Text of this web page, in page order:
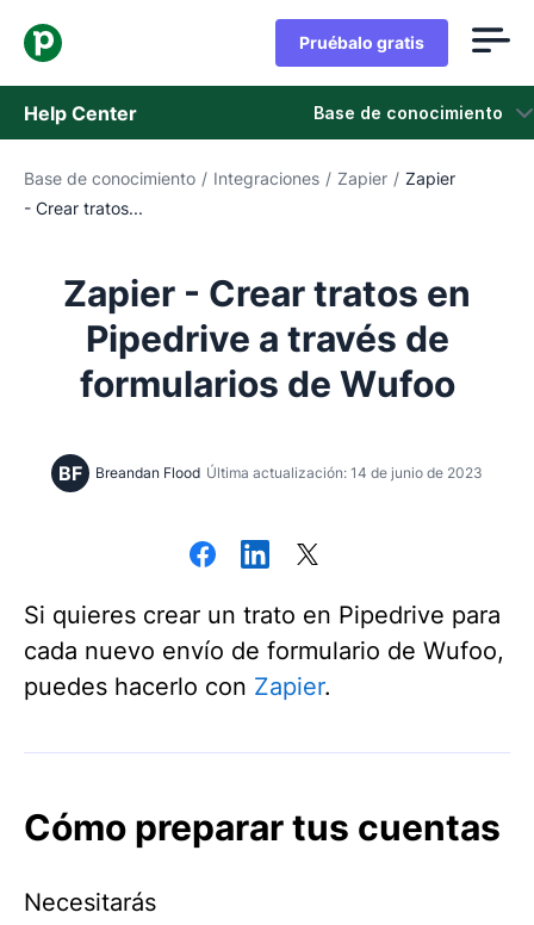
Pruébalo gratis
Help Center Base de conocimiento
Base de conocimiento
Contáctanos
Base de conocimiento / Integraciones / Zapier / Zapier
- Crear tratos...
Zapier - Crear tratos en
Pipedrive a través de
formularios de Wufoo
BF Breandan Flood Última actualización: 14 de junio de 2023
Si quieres crear un trato en Pipedrive para
cada nuevo envío de formulario de Wufoo,
puedes hacerlo con Zapier.
Cómo preparar tus cuentas
Necesitarás